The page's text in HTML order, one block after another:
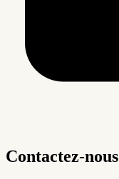
Contactez-nous